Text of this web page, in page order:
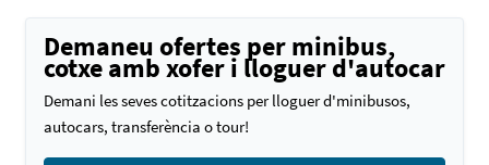
Demaneu ofertes per minibus,
cotxe amb xofer i lloguer d'autocar
Demani les seves cotitzacions per lloguer d'minibusos,
autocars, transferència o tour!